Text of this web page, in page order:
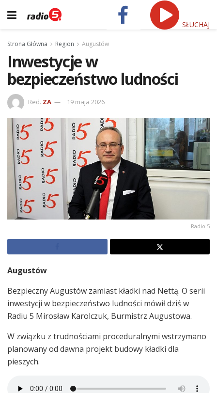
SŁUCHAJ
Strona Główna Region Augustów
Inwestycje w
bezpieczeństwo ludności
Red. ZA 19 maja 2026
Radio 5
Augustów
Bezpieczny Augustów zamiast kładki nad Nettą. O serii
inwestycji w bezpieczeństwo ludności mówił dziś w
Radiu 5 Mirosław Karolczuk, Burmistrz Augustowa.
W związku z trudnościami proceduralnymi wstrzymano
planowany od dawna projekt budowy kładki dla
pieszych.